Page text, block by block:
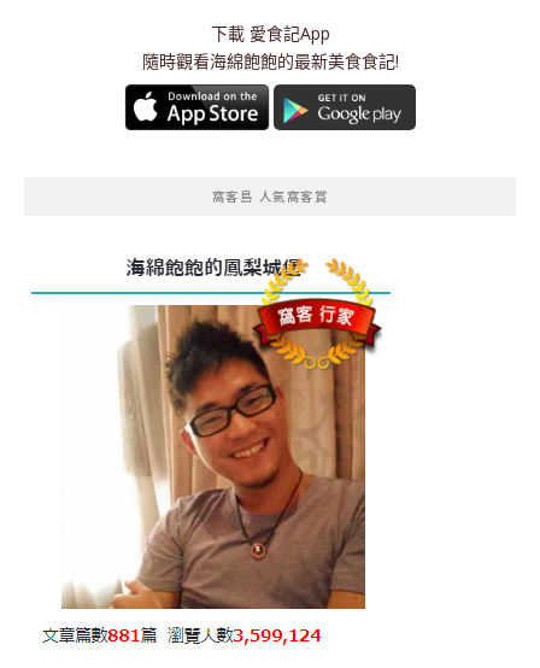
下載 愛食記App
隨時觀看海綿飽飽的最新美食食記!
窩客島 人氣窩客賞